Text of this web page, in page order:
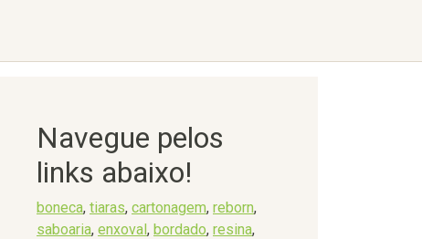
Navegue pelos
links abaixo!
boneca, tiaras, cartonagem, reborn,
saboaria, enxoval, bordado, resina,